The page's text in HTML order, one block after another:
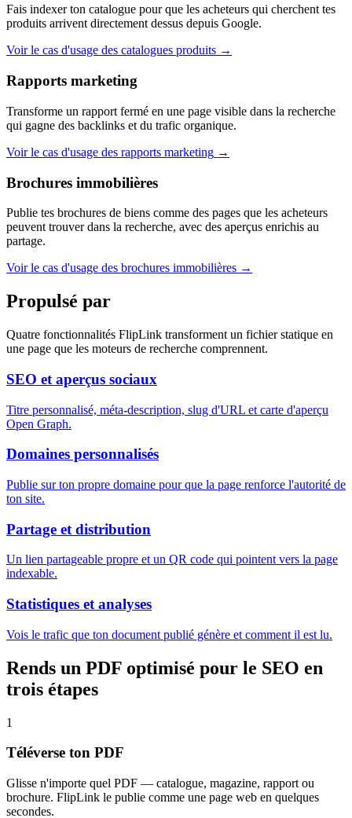
Fais indexer ton catalogue pour que les acheteurs qui cherchent tes
produits arrivent directement dessus depuis Google.
Voir le cas d'usage des catalogues produits →
Rapports marketing
Transforme un rapport fermé en une page visible dans la recherche
qui gagne des backlinks et du trafic organique.
Voir le cas d'usage des rapports marketing →
Brochures immobilières
Publie tes brochures de biens comme des pages que les acheteurs
peuvent trouver dans la recherche, avec des aperçus enrichis au
partage.
Voir le cas d'usage des brochures immobilières →
Propulsé par
Quatre fonctionnalités FlipLink transforment un fichier statique en
une page que les moteurs de recherche comprennent.
SEO et aperçus sociaux
Titre personnalisé, méta-description, slug d'URL et carte d'aperçu
Open Graph.
Domaines personnalisés
Publie sur ton propre domaine pour que la page renforce l'autorité de
ton site.
Partage et distribution
Un lien partageable propre et un QR code qui pointent vers la page
indexable.
Statistiques et analyses
Vois le trafic que ton document publié génère et comment il est lu.
Rends un PDF optimisé pour le SEO en
trois étapes
1
Téléverse ton PDF
Glisse n'importe quel PDF — catalogue, magazine, rapport ou
brochure. FlipLink le publie comme une page web en quelques
secondes.